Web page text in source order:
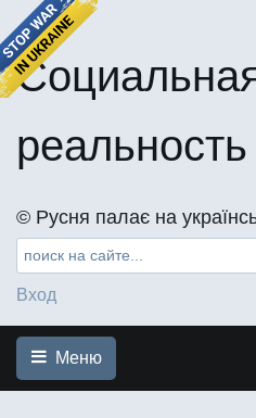
реальность
©️ Русня палає на
Вход
Меню